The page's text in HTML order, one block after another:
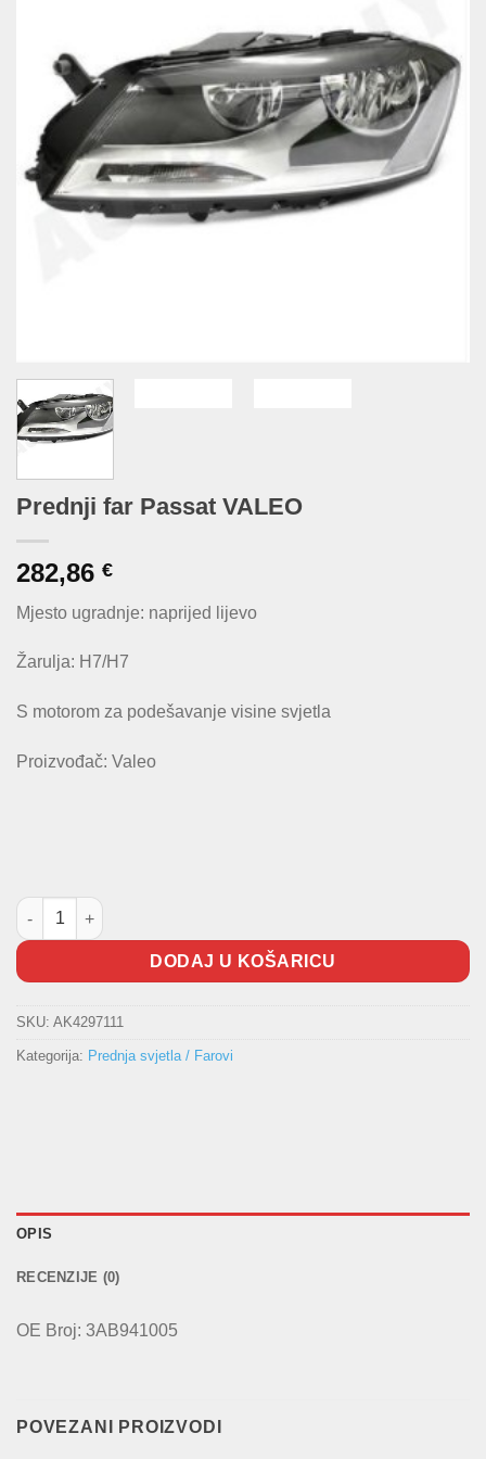
Prednji far Passat VALEO
282,86 €
Mjesto ugradnje: naprijed lijevo
Žarulja: H7/H7
S motorom za podešavanje visine svjetla
Proizvođač: Valeo
Prednji far Passat VALEO količina
DODAJ U KOŠARICU
SKU: AK4297111
Kategorija: Prednja svjetla / Farovi
OPIS
RECENZIJE (0)
OE Broj: 3AB941005
POVEZANI PROIZVODI